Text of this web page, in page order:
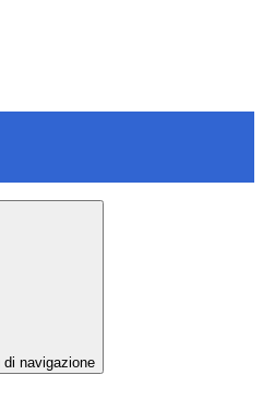
di navigazione